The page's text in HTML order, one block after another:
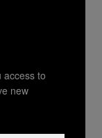
access to
new